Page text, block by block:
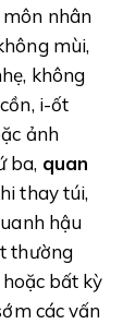
môn nhân
mùi,
không
i-ốt
ảnh
ba, quan
thay túi,
hậu
thường
bất kỳ
các vấn